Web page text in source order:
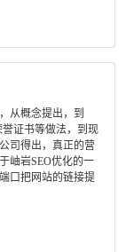
从概念提出，到
誉证书等做法，到现
司得出，真正的营
岫岩SEO优化的一
口把网站的链接提